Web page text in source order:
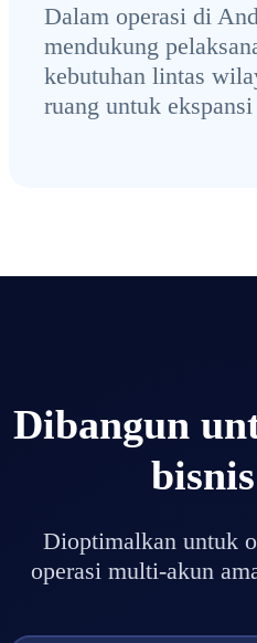
Dalam operasi di
mendukung
kebutuhan lintas
ruang untuk
Dibangun
Dioptimalkan untuk
operasi multi-akun